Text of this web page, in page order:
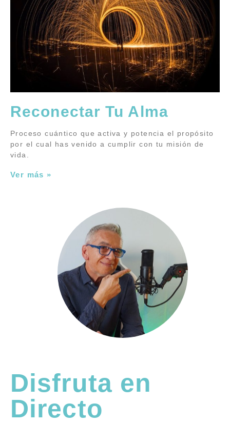
Reconectar Tu Alma
Proceso cuántico que activa y potencia el propósito
por el cual has venido a cumplir con tu misión de
vida.
Ver más »
Disfruta en
Directo